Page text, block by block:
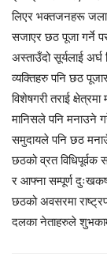
लिएर भक्तजनहरू
सजाएर छठ पूजा गर्ने
अस्ताउँदो सूर्यलाई
व्यक्तिहरु पनि छठ
विशेषगरी तराई
मानिसले पनि मनाउने
समुदायले पनि छठ
छठको व्रत विधिपूर्वक
र आफ्ना सम्पूर्ण
छठको अवसरमा
दलका नेताहरुले